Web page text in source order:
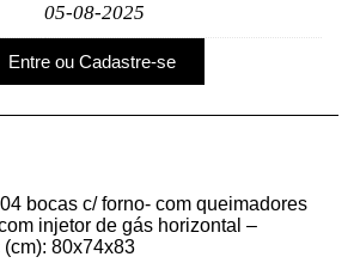
05-08-2025
Entre ou Cadastre-se
bocas c/ forno- com queimadores
injetor de gás horizontal –
80x74x83